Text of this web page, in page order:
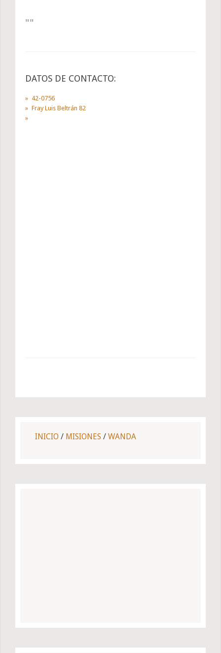
DATOS DE CONTACTO:
42-0756
Fray Luis Beltrán 82
INICIO / MISIONES / WANDA